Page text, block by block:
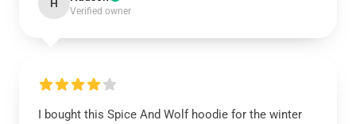
H
Verified owner
I bought this Spice And Wolf hoodie for the winter